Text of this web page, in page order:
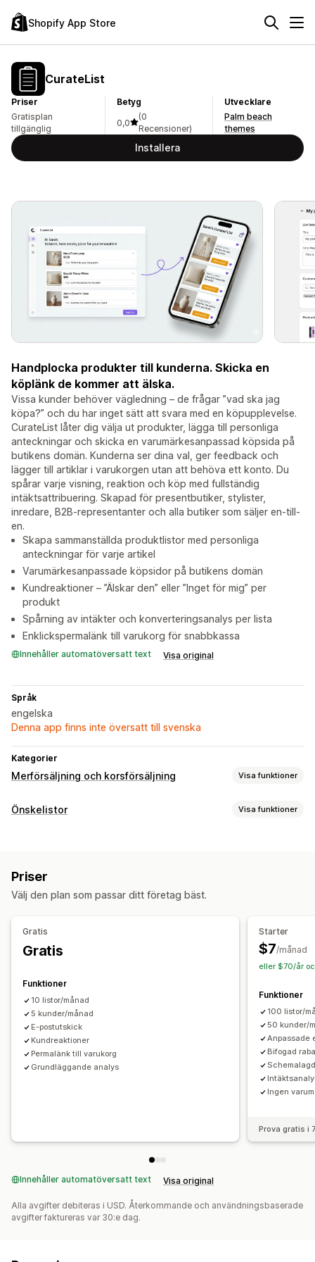
Shopify App Store
CurateList
Priser
Gratisplan
tillgänglig
Betyg
0,0
(0
Recensioner)
Utvecklare
Palm beach
themes
Installera
Handplocka produkter till kunderna. Skicka en
köplänk de kommer att älska.
Vissa kunder behöver vägledning – de frågar ”vad ska jag
köpa?” och du har inget sätt att svara med en köpupplevelse.
CurateList låter dig välja ut produkter, lägga till personliga
anteckningar och skicka en varumärkesanpassad köpsida på
butikens domän. Kunderna ser dina val, ger feedback och
lägger till artiklar i varukorgen utan att behöva ett konto. Du
spårar varje visning, reaktion och köp med fullständig
intäktsattribuering. Skapad för presentbutiker, stylister,
inredare, B2B-representanter och alla butiker som säljer en-till-
en.
Skapa sammanställda produktlistor med personliga
anteckningar för varje artikel
Varumärkesanpassade köpsidor på butikens domän
Kundreaktioner – ”Älskar den” eller ”Inget för mig” per
produkt
Spårning av intäkter och konverteringsanalys per lista
Enklickspermalänk till varukorg för snabbkassa
Innehåller automatöversatt text Visa original
Språk
engelska
Denna app finns inte översatt till svenska
Kategorier
Merförsäljning och korsförsäljning Visa funktioner
Anpassning
Produktrekommendationer
Analysverktyg
Önskelistor Visa funktioner
Anpassning
Priser
Välj den plan som passar ditt företag bäst.
Gratis
Gratis
Funktioner
10 listor/månad
5 kunder/månad
E-postutskick
Kundreaktioner
Permalänk till varukorg
Grundläggande analys
Starter
$7/månad
eller $70/år
Funktioner
100 listor/
50 kunder/
Anpassade
Bifogad
Ingen
Prova gratis i
Innehåller automatöversatt text Visa original
Alla avgifter debiteras i USD. Återkommande och användningsbaserade
avgifter faktureras var 30:e dag.